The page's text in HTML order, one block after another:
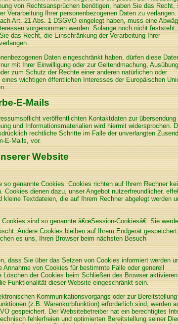
von Rechtsansprüchen benötigen, haben Sie das Recht,
Verarbeitung Ihrer personenbezogenen Daten zu verlangen.
Art. 21 Abs. 1 DSGVO eingelegt haben, muss eine
vorgenommen werden. Solange noch nicht
das Recht, die Einschränkung der Verarbeitung Ihrer
Daten eingeschränkt haben, dürfen diese
mit Ihrer Einwilligung oder zur Geltendmachung,
zum Schutz der Rechte einer anderen natürlichen oder
wichtigen öffentlichen Interesses der Europäischen
E-Mails
veröffentlichten Kontaktdaten zur übersendung
und Informationsmaterialien wird hiermit widersprochen.
rechtliche Schritte im Falle der unverlangten
E-Mails, vor.
Website
so genannte Cookies. Cookies richten auf Ihrem Rechner
Cookies dienen dazu, unser Angebot nutzerfreundlicher,
Textdateien, die auf Ihrem Rechner abgelegt werden
sind so genannte â€œSession-Cookiesâ€. Sie
Andere Cookies bleiben auf Ihrem Endgerät
es uns, Ihren Browser beim nächsten Besuch
dass Sie über das Setzen von Cookies informiert werden
von Cookies für bestimmte Fälle oder generell
der Cookies beim Schließen des Browser
Funktionalität dieser Website eingeschränkt sein.
Kommunikationsvorgangs oder zur Bereitstellung
(z.B. Warenkorbfunktion) erforderlich sind, werden
gespeichert. Der Websitebetreiber hat ein berechtigtes
fehlerfreien und optimierten Bereitstellung seiner